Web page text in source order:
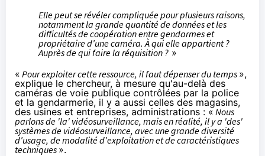
Elle peut se révéler compliquée pour plusieurs raisons,
notamment la grande quantité de données et les
difficultés de coopération entre gendarmes et
propriétaire d’une caméra. À qui elle appartient ?
Auprès de qui faire la réquisition ? »
« Pour exploiter cette ressource, il faut dépenser du temps »,
explique le chercheur, à mesure qu'au-delà des
caméras de voie publique contrôlées par la police
et la gendarmerie, il y a aussi celles des magasins,
des usines et entreprises, administrations : «Nous
parlons de 'la' vidéosurveillance, mais en réalité, il y a 'des'
systèmes de vidéosurveillance, avec une grande diversité
d’usage, de modalité d’exploitation et de caractéristiques
techniques ».